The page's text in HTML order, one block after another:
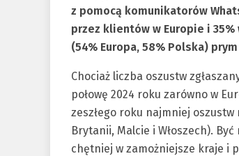
z pomocą komunikatorów
przez klientów w Europie i
(54% Europa, 58% Polska)
Chociaż liczba oszustw
połowę 2024 roku zarówno w
zeszłego roku najmniej
Brytanii, Malcie i Włoszech).
chętniej w zamożniejsze kraje i